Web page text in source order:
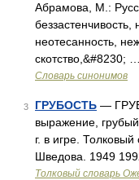
Абрамова, М.:
беззастенчивость,
неотесанность,
скотство,&#8230; …
Словарь синонимов
3 ГРУБОСТЬ —
выражение, грубый
г. в игре.
Шведова. 1949
Толковый словарь